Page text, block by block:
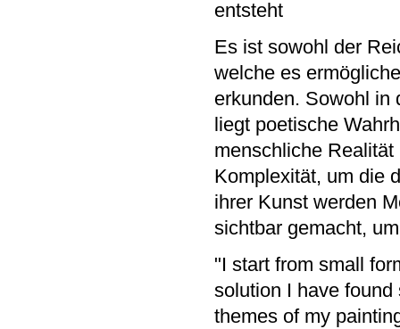
entsteht
Es ist sowohl der
welche es
erkunden. Sowohl in
liegt poetische
menschliche
Komplexität, um die
ihrer Kunst werden
sichtbar gemacht,
"I start from small
solution I have
themes of my